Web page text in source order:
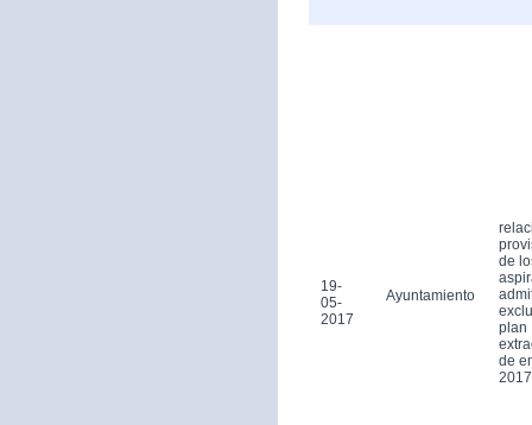
19-
05-
2017
Ayuntamiento
de
plan
de
2017